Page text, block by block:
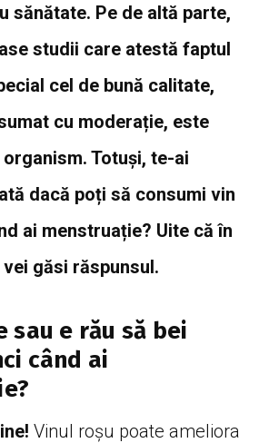
sănătate. Pe de altă parte,
studii care atestă faptul
cel de bună calitate,
cu moderație, este
Totuși, te-ai
dacă poți să consumi vin
ai menstruație? Uite că în
găsi răspunsul.
sau e rău să bei
când ai
Vinul roșu poate ameliora